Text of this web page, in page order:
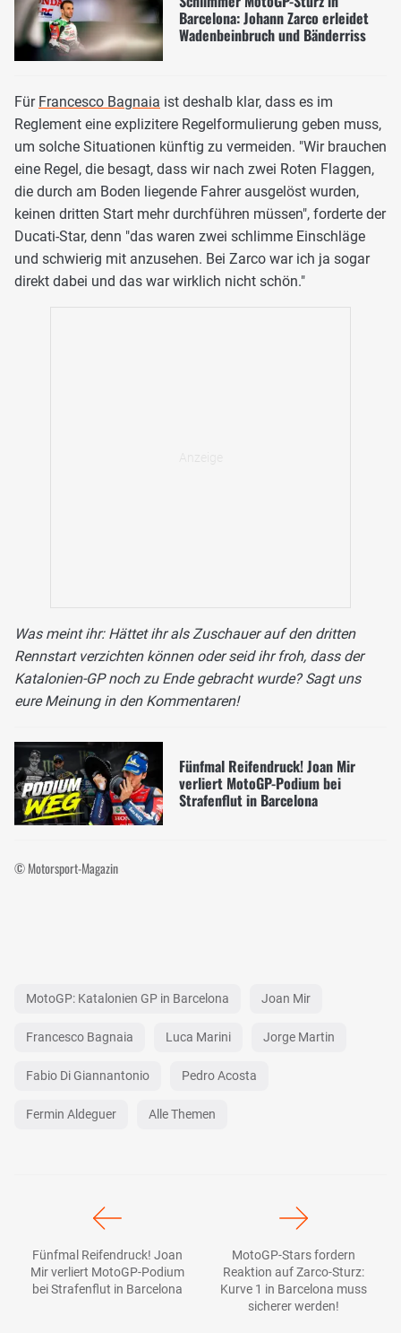
Barcelona: Johann Zarco erleidet
Wadenbeinbruch und Bänderriss
Für Francesco Bagnaia ist deshalb klar, dass es im
Reglement eine explizitere Regelformulierung geben muss,
um solche Situationen künftig zu vermeiden. "Wir brauchen
eine Regel, die besagt, dass wir nach zwei Roten Flaggen,
die durch am Boden liegende Fahrer ausgelöst wurden,
keinen dritten Start mehr durchführen müssen", forderte der
Ducati-Star, denn "das waren zwei schlimme Einschläge
und schwierig mit anzusehen. Bei Zarco war ich ja sogar
direkt dabei und das war wirklich nicht schön."
Was meint ihr: Hättet ihr als Zuschauer auf den dritten
Rennstart verzichten können oder seid ihr froh, dass der
Katalonien-GP noch zu Ende gebracht wurde? Sagt uns
eure Meinung in den Kommentaren!
Fünfmal Reifendruck! Joan Mir
verliert MotoGP-Podium bei
Strafenflut in Barcelona
© Motorsport-Magazin
MotoGP: Katalonien GP in Barcelona Joan Mir
Francesco Bagnaia Luca Marini Jorge Martin
Fabio Di Giannantonio Pedro Acosta
Fermin Aldeguer Alle Themen
Fünfmal Reifendruck! Joan
Mir verliert MotoGP-Podium
bei Strafenflut in Barcelona
MotoGP-Stars fordern
Reaktion auf Zarco-Sturz:
Kurve 1 in Barcelona muss
sicherer werden!